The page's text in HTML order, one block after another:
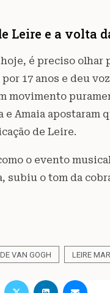
Leire e a volta
é preciso olhar
17 anos e deu
movimento
e Amaia
de Leire.
o evento
subiu o tom da
VAN GOGH LEIRE